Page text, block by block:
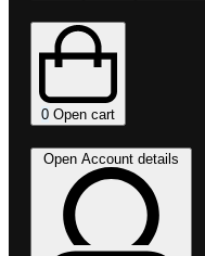
0 Open cart
Open Account details